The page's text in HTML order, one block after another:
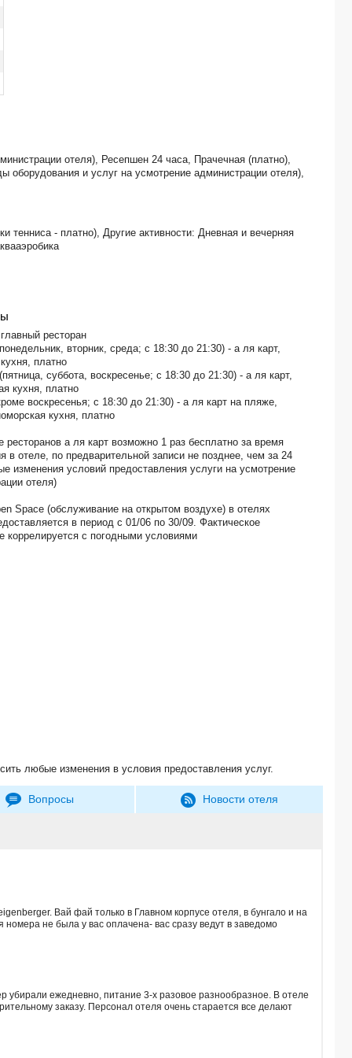
отеля), Ресепшен 24 часа, Прачечная (платно),
и услуг на усмотрение администрации отеля),
тенниса - платно), Другие активности: Дневная и вечерняя
ресторан
вторник, среда;с 18:30 до 21:30) - а ля карт,
платно
(пятница, суббота, воскресенье;с 18:30 до 21:30) -а ля карт,
кухня, платно
воскресенья; с 18:30 до 21:30) -а ля карт на пляже,
кухня , платно
ресторанов а ля карт возможно 1 раз бесплатно за время
в отеле, по предварительной записи не позднее, чем за 24
изменения условий предоставления услуги на усмотрение
отеля)
Space (обслуживание на открытом воздухе) в отелях
в период с 01/06 по 30/09. Фактическое
коррелируется с погодными условиями
любые изменения в условия предоставления услуг.
Вопросы Новости отеля
Вай фай только в Главном корпусе отеля, в бунгало и на
не была у вас оплачена- вас сразу ведут в заведомо
убирали ежедневно, питание 3-х разовое разнообразное. В отеле
заказу. Персонал отеля очень старается все делают